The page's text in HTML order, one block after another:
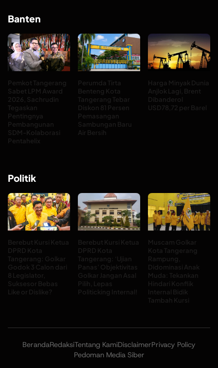
Banten
Pemkot Tangerang
Sabet LPM Award
2026, Sachrudin
Tegaskan
Pentingnya
Pembangunan
SDM-Kolaborasi
Pentahelix
Perumda Tirta
Benteng Kota
Tangerang Tebar
Diskon 81 Persen
Pemasangan
Sambungan Baru
Air Bersih
Harga Minyak Dunia
Anjlok Lagi, Brent
Dibanderol
USD78,72 per Barel
Politik
Berebut Kursi Ketua
DPRD Kota
Tangerang: Golkar
Godok 3 Calon dari
8 Legislator,
Suksesor Bebas
Like or Dislike?
Berebut Kursi Ketua
DPRD Kota
Tangerang: ‘Ujian
Panas’ Objektivitas
Golkar Jangan Asal
Pilih, Lepas
Politicking Internal!
Muscam Golkar
Kota Tangerang
Rampung,
Didominasi Anak
Muda: Tekankan
Hindari Konflik
Internal Bidik
Tambah Kursi
BerandaRedaksiTentang KamiDisclaimerPrivacy Policy
Pedoman Media Siber